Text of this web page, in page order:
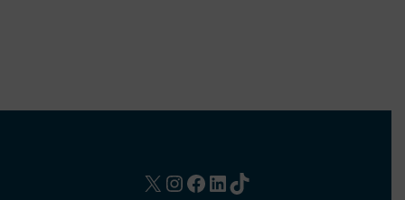
X Instagram Facebook LinkedIn TikTok